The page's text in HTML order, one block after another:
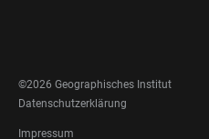
MEDIA
©2026 Geographisches Institut
FOOTER
LEGAL
Datenschutzerklärung
Impressum